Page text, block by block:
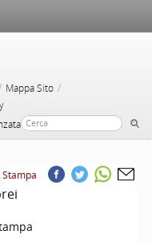
Mappa Sito /
Stampa